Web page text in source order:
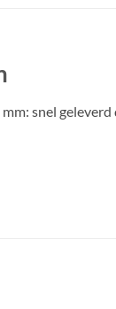
snel